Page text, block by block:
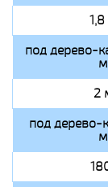
под дерево-
2
под дерево-